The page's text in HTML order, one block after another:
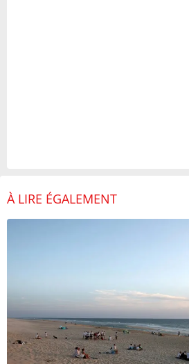
À LIRE ÉGALEMENT